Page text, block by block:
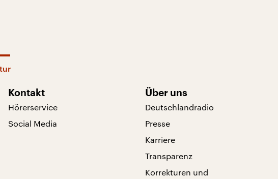
Kontakt
Hörerservice
Social Media
Über uns
Deutschlandradio
Presse
Karriere
Transparenz
Korrekturen und